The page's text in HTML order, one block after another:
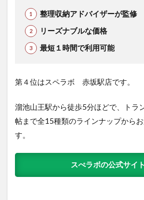
整理収納アドバイザーが監修
リーズナブルな価格
最短１時間で利用可能
第４位はスペラボ 赤坂駅店です。
溜池山王駅から徒歩5分ほどで、トラ
帖まで全15種類のラインナップから
す。
スぺラボの公式サイ